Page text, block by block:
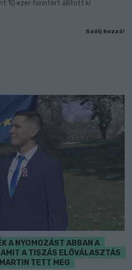
10 ezer forintért állított ki
Szólj hozzá!
A NYOMOZÁST ABBAN A
A TISZÁS ELŐVÁLASZTÁS
TETT MEG